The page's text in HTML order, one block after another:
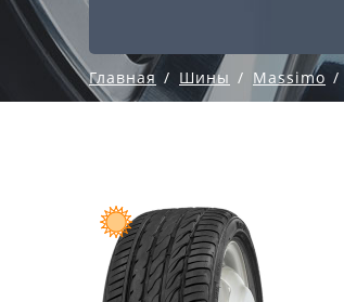
Главная Шины Massimo